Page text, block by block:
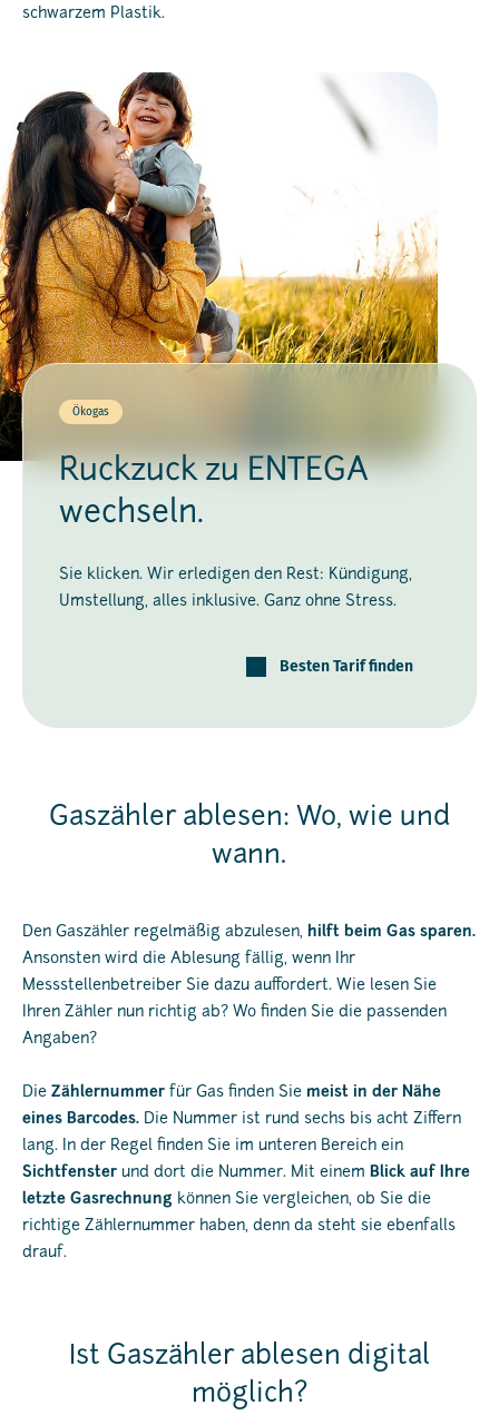
schwarzem Plastik.
Ökogas
Ruckzuck zu ENTEGA
wechseln.
Sie klicken. Wir erledigen den Rest: Kündigung,
Umstellung, alles inklusive. Ganz ohne Stress.
Besten Tarif finden
Gaszähler ablesen: Wo, wie und
wann.
Den Gaszähler regelmäßig abzulesen, hilft beim Gas sparen.
Ansonsten wird die Ablesung fällig, wenn Ihr
Messstellenbetreiber Sie dazu auffordert. Wie lesen Sie
Ihren Zähler nun richtig ab? Wo finden Sie die passenden
Angaben?
Die Zählernummer für Gas finden Sie meist in der Nähe
eines Barcodes. Die Nummer ist rund sechs bis acht Ziffern
lang. In der Regel finden Sie im unteren Bereich ein
Sichtfenster und dort die Nummer. Mit einem Blick auf Ihre
letzte Gasrechnung können Sie vergleichen, ob Sie die
richtige Zählernummer haben, denn da steht sie ebenfalls
drauf.
Ist Gaszähler ablesen digital
möglich?